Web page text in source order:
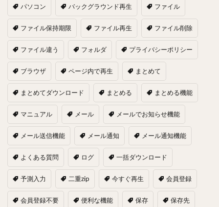
パソコン バックグラウンド再生 ファイル
ファイル保持期限 ファイル再生 ファイル削除
ファイル違う フォルダ プライバシーポリシー
ブラウザ ページ内で再生 まとめて
まとめてダウンロード まとめる まとめる機能
マニュアル メール メールでお知らせ機能
メール送信機能 メール通知 メール通知機能
よくある質問 ログ 一括ダウンロード
予測入力 二重zip 今すぐ再生 会員登録
会員登録不要 便利な機能 保存 保存先